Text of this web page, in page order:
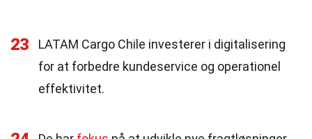
23
LATAM Cargo Chile investerer i digitalisering
for at forbedre kundeservice og operationel
effektivitet.